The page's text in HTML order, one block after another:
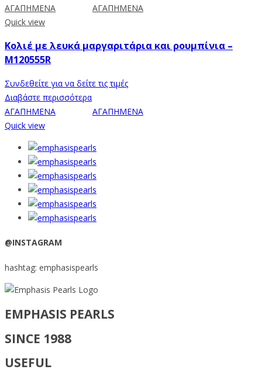
ΑΓΑΠΗΜΕΝΑ
ΑΓΑΠΗΜΕΝΑ
Quick view
Κολιέ με λευκά μαργαριτάρια και ρουμπίνια –
M120555R
Συνδεθείτε για να δείτε τις τιμές
Διαβάστε περισσότερα
ΑΓΑΠΗΜΕΝΑ
ΑΓΑΠΗΜΕΝΑ
Quick view
@INSTAGRAM
hashtag: emphasispearls
EMPHASIS PEARLS
SINCE 1988
USEFUL